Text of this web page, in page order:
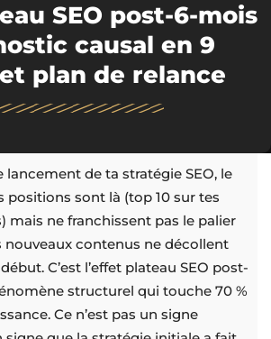
SEO post-6-mois
causal en 9
plan de relance
lancement de ta stratégie SEO, le
positions sont là (top 10 sur tes
mais ne franchissent pas le palier
nouveaux contenus ne décollent
C’est l’effet plateau SEO post-
structurel qui touche 70 %
Ce n’est pas un signe